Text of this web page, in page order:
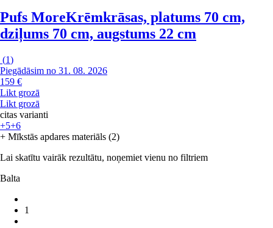
Pufs MoreKrēmkrāsas, platums 70 cm,
dziļums 70 cm, augstums 22 cm
(1)
Piegādāsim no 31. 08. 2026
159 €
Likt grozā
Likt grozā
citas varianti
+5+6
+ Mīkstās apdares materiāls (2)
Lai skatītu vairāk rezultātu, noņemiet vienu no filtriem
Balta
1